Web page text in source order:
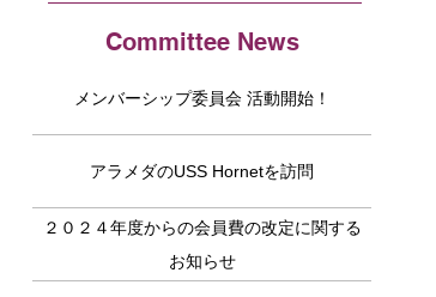
Committee News
メンバーシップ委員会 活動開始！
アラメダのUSS Hornetを訪問
２０２４年度からの会員費の改定に関する
お知らせ